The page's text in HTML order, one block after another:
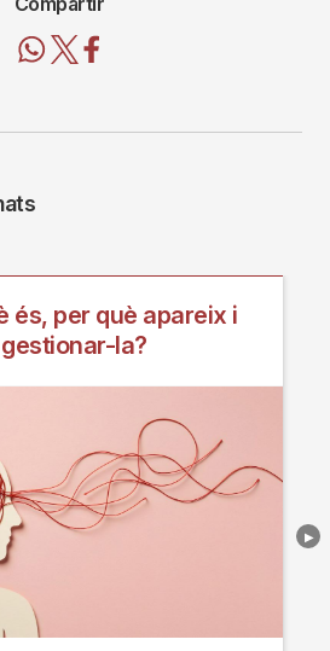
és, per què apareix i
la?